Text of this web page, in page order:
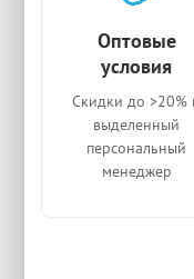
Оптовые
условия
Скидки до >20%
выделенный
персональный
менеджер